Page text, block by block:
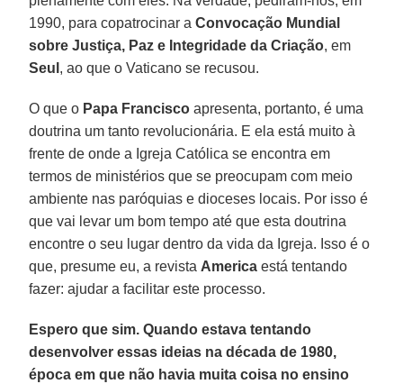
1990, para copatrocinar aConvocação Mundial
sobre Justiça, Paz e Integridade da Criação, em
Seul , ao que o Vaticano se recusou.
O que o Papa Francisco apresenta, portanto, é uma
doutrina um tanto revolucionária. E ela está muito à
frente de onde a Igreja Católica se encontra em
termos de ministérios que se preocupam com meio
ambiente nas paróquias e dioceses locais. Por isso é
que vai levar um bom tempo até que esta doutrina
encontre o seu lugar dentro da vida da Igreja. Isso é o
que, presume eu, a revista America está tentando
fazer: ajudar a facilitar este processo.
Espero que sim. Quando estava tentando
desenvolver essas ideias na década de 1980,
época em que não havia muita coisa no ensino